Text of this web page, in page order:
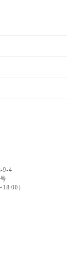
9-4
）